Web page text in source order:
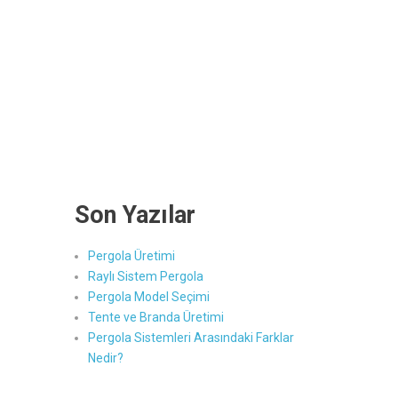
Son Yazılar
Pergola Üretimi
Raylı Sistem Pergola
Pergola Model Seçimi
Tente ve Branda Üretimi
Pergola Sistemleri Arasındaki Farklar
Nedir?